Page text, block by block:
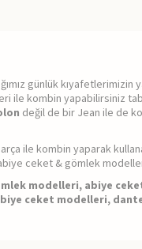
günlük
ile kombin yapabilirsiniz
değil de bir Jean ile de
ile kombin yaparak
ceket & gömlek
modelleri, abiye
ceket modelleri,